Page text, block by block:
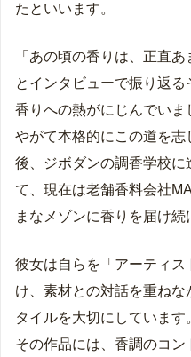
たといいます。
「あの頃の香りは、正直
とインタビューで振り返
香りへの熱がにじんでいま
やがて本格的にこの道を
後、ジボダンの調香学校
て、現在は老舗香料会社
まなメゾンに香りを届け続
彼女は自らを「アーティ
け、素材との対話を重ね
タイルを大切にしています
その作品には、香調のコ